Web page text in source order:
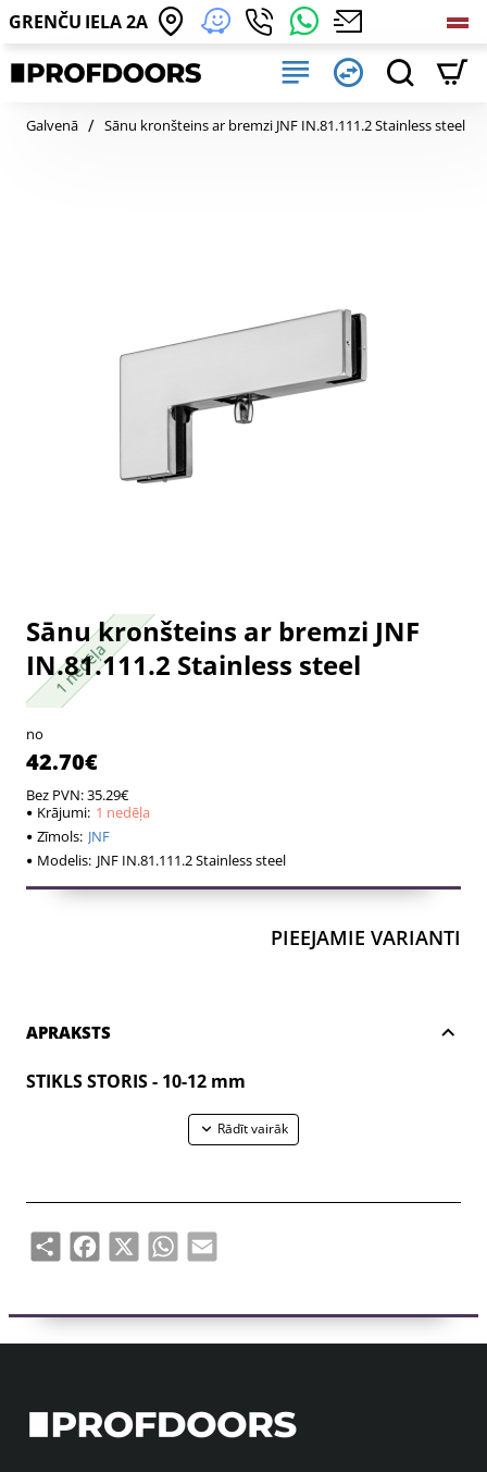
GRENČU IELA 2A
Galvenā homeSānu kronšteins ar bremzi JNF IN.81.111.2 Stainless steel
1 nedēļa
1 nedēļa
Sānu kronšteins ar bremzi JNF
IN.81.111.2 Stainless steel
no
42.70€
Bez PVN: 35.29€
Krājumi: 1 nedēļa
Zīmols: JNF
Modelis: JNF IN.81.111.2 Stainless steel
PIEEJAMIE VARIANTI
APRAKSTS
STIKLS STORIS - 10-12 mm
ShareFacebook
X WhatsApp
Email